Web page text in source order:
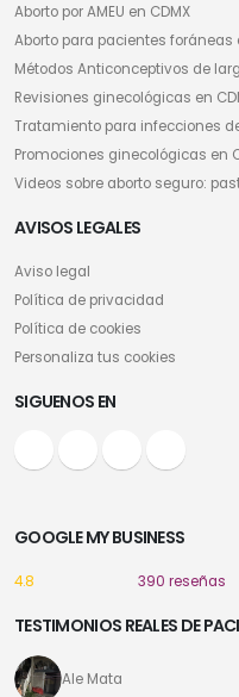
Aborto por AMEU en CDMX
Aborto para pacientes foráneas
Métodos Anticonceptivos de
Revisiones ginecológicas en
Tratamiento para infecciones
Promociones ginecológicas en
Videos sobre aborto seguro:
AVISOS LEGALES
Aviso legal
Política de privacidad
Política de cookies
Personaliza tus cookies
SIGUENOS EN
GOOGLE MY BUSINESS
4.8 390 reseñas
TESTIMONIOS REALES DE
Ale Mata